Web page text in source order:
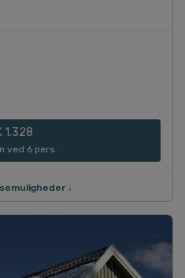
1.328
ved 6 pers.
↓